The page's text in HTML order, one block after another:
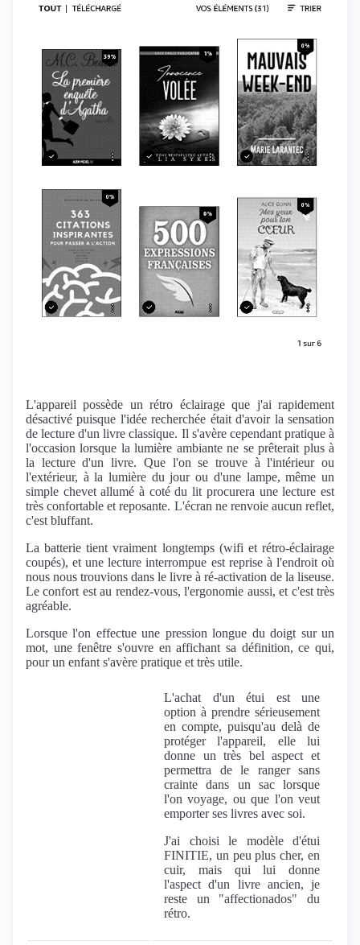
L'appareil possède un rétro éclairage que j'ai rapidement
désactivé puisque l'idée recherchée était d'avoir la sensation
de lecture d'un livre classique. Il s'avère cependant pratique à
l'occasion lorsque la lumière ambiante ne se prêterait plus à
la lecture d'un livre. Que l'on se trouve à l'intérieur ou
l'extérieur, à la lumière du jour ou d'une lampe, même un
simple chevet allumé à coté du lit procurera une lecture est
très confortable et reposante. L'écran ne renvoie aucun reflet,
c'est bluffant.
La batterie tient vraiment longtemps (wifi et rétro-éclairage
coupés), et une lecture interrompue est reprise à l'endroit où
nous nous trouvions dans le livre à ré-activation de la liseuse.
Le confort est au rendez-vous, l'ergonomie aussi, et c'est très
agréable.
Lorsque l'on effectue une pression longue du doigt sur un
mot, une fenêtre s'ouvre en affichant sa définition, ce qui,
pour un enfant s'avère pratique et très utile.
L'achat d'un étui est une
option à prendre sérieusement
en compte, puisqu'au delà de
protéger l'appareil, elle lui
donne un très bel aspect et
permettra de le ranger sans
crainte dans un sac lorsque
l'on voyage, ou que l'on veut
emporter ses livres avec soi.
J'ai choisi le modèle d'étui
FINITIE, un peu plus cher, en
cuir, mais qui lui donne
l'aspect d'un livre ancien, je
reste un "affectionados" du
rétro.